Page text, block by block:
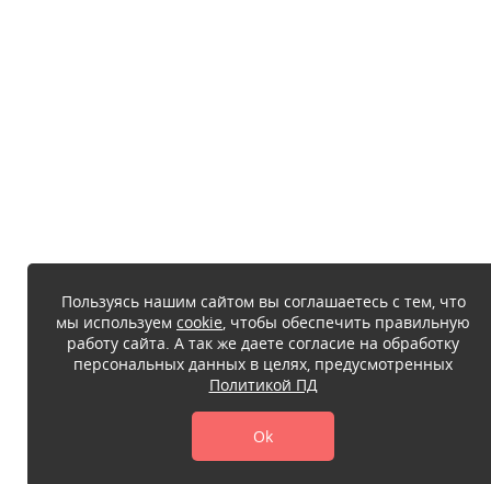
Пользуясь нашим сайтом вы соглашаетесь с тем, что
мы используем cookie, чтобы обеспечить правильную
работу сайта. А так же даете согласие на обработку
персональных данных в целях, предусмотренных
Политикой ПД
Ok